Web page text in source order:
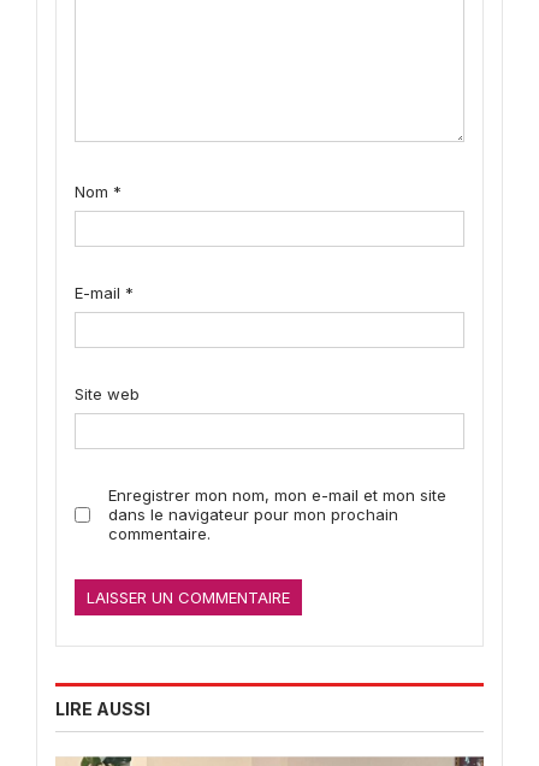
Nom *
E-mail *
Site web
Enregistrer mon nom, mon e-mail et mon site
dans le navigateur pour mon prochain
commentaire.
LIRE AUSSI